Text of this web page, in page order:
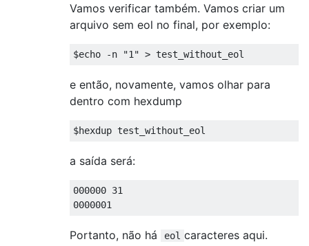
Vamos verificar também. Vamos criar um
arquivo sem eol no final, por exemplo:
e então, novamente, vamos olhar para
dentro com hexdump
a saída será:
000000 31
Portanto, não há eol caracteres aqui.